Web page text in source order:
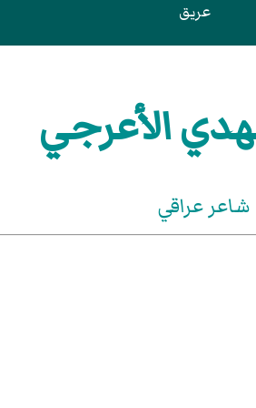
عريق
الأعرجي
شاعر عراقي